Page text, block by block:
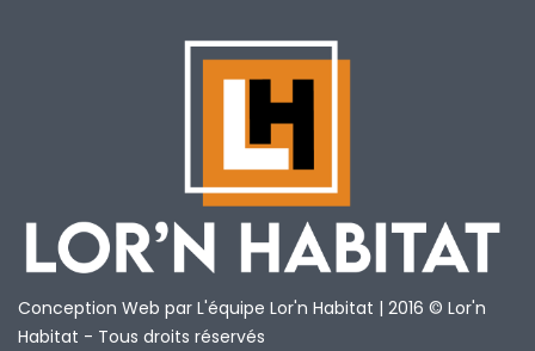
Conception Web par L'équipe Lor'n Habitat | 2016 © Lor'n
Habitat - Tous droits réservés